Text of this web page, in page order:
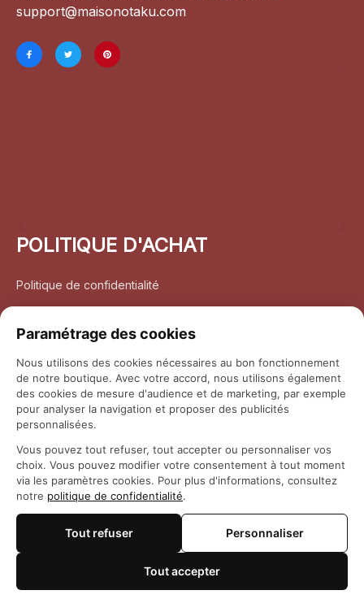
support@maisonotaku.com
POLITIQUE D'ACHAT
Politique de confidentialité
Politique de retour et remboursement
Coordonnées
Questions fréquemment posées
© 2026 Maison Otaku
Paramétrage des cookies
Nous utilisons des cookies nécessaires au bon fonctionnement
de notre boutique. Avec votre accord, nous utilisons également
des cookies de mesure d'audience et de marketing, par exemple
pour analyser la navigation et proposer des publicités
personnalisées.
Vous pouvez tout refuser, tout accepter ou personnaliser vos
choix. Vous pouvez modifier votre consentement à tout moment
via les paramètres cookies. Pour plus d'informations, consultez
notre politique de confidentialité.
Tout refuser Personnaliser
Tout accepter